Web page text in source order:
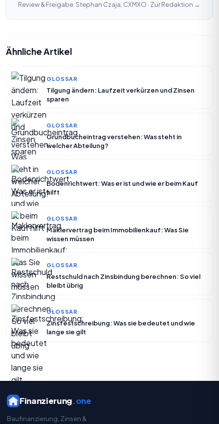
Review & Freigabe: Stephan Czaja, CXMXO · Zur Redaktion →
Ähnliche Artikel
GLOSSAR
Tilgung ändern: Laufzeit verkürzen und Zinsen
sparen
GLOSSAR
Grundbucheintrag verstehen: Was steht in
welcher Abteilung?
GLOSSAR
Bodenrichtwert: Was er ist und wie er beim Kauf
hilft
GLOSSAR
Maklervertrag beim Immobilienkauf: Was Sie
wissen müssen
GLOSSAR
Restschuld nach Zinsbindung berechnen: So viel
bleibt übrig
GLOSSAR
Zinsfestschreibung: Was sie bedeutet und wie
lange sie gilt
Finanzierung.one
Baufinanzierung, Zinsen &